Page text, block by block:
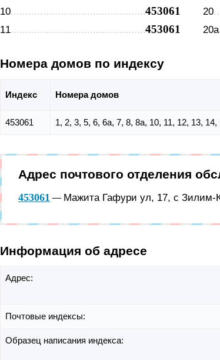
10 453061
11 453061
20
20а
Номера домов по индексу
Индекс Номера домов
453061 1, 2, 3, 5, 6, 6а, 7, 8, 8а, 10, 11, 12, 13,
Адрес почтового отделения
453061 — Мажита Гафури ул, 17, с Зилим-
Информация об адресе
Адрес:
Почтовые индексы:
Образец написания индекса: